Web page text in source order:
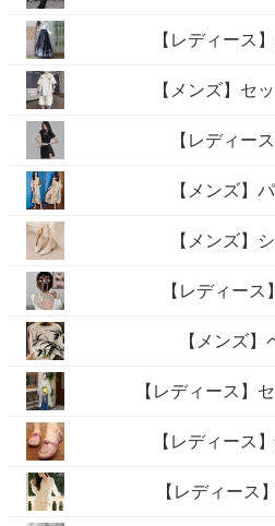
【レディース
【メンズ】セ
【レディー
【メンズ】
【メンズ】
【レディース
【メンズ】
【レディース】
【レディース
【レディース